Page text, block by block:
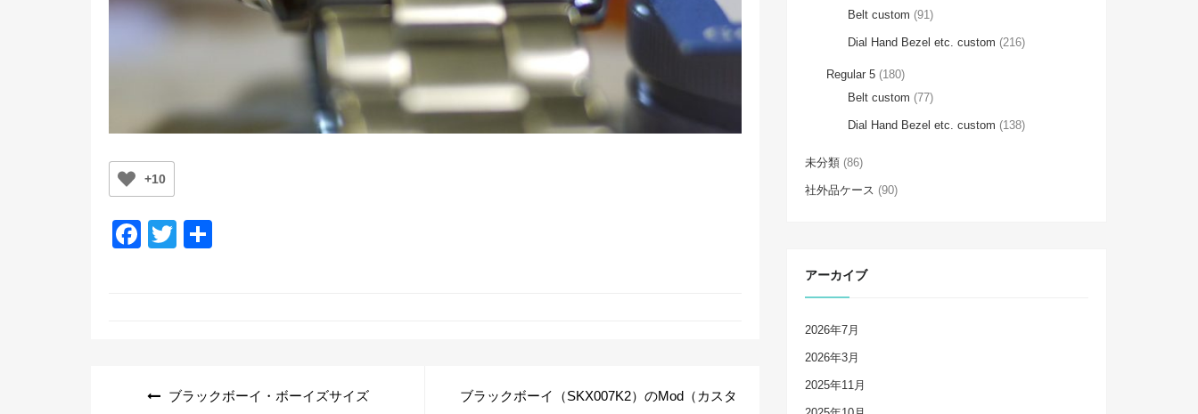
+10
F
o
T
ブラックボーイ・ボーイズサイズ
ブラックボーイ（SKX007K2）のMod（カスタ
Belt custom (91)
Dial Hand Bezel etc. custom (216)
Regular 5 (180)
Belt custom (77)
Dial Hand Bezel etc. custom (138)
未分類 (86)
社外品ケース (90)
アーカイブ
2026年7月
2026年3月
2025年11月